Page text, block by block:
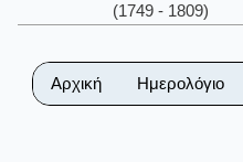
(1749 - 1809)
Αρχική Ημερολόγιο